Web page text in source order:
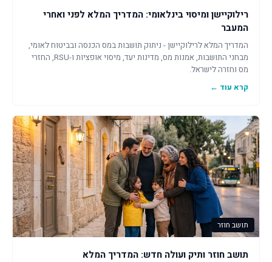
רילוקיישן ומיסוי בינלאומי: המדריך המלא לפני ואחרי
המעבר
המדריך המלא לרילוקיישן - ניתוק תושבות במס הכנסה ובביטוח לאומי,
מבחני התושבות, אמנות מס, מדינות יעד, מיסוי אופציות ו-RSU, החזרי
מס וחזרה לישראל.
קרא עוד ←
תושב חוזר
תושב חוזר ותיק ועולה חדש: המדריך המלא